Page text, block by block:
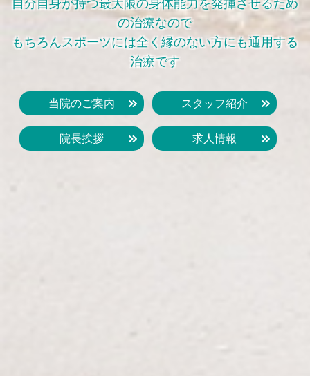
自分自身が持つ最大限の身体能力を発揮させるため
の治療なので
もちろんスポーツには全く縁のない方にも通用する
治療です
当院のご案内 スタッフ紹介
院長挨拶 求人情報